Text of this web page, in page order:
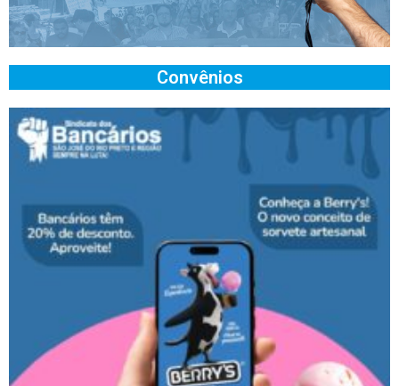
Convênios